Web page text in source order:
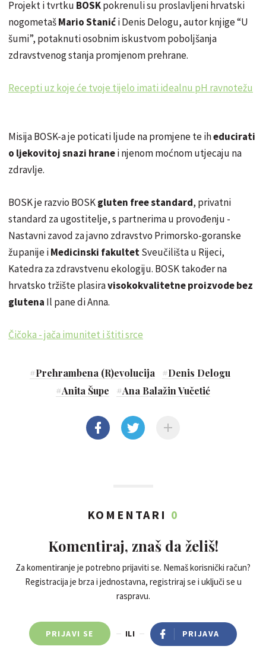
Projekt i tvrtku BOSKpokrenuli su proslavljeni hrvatski
nogometašMario Stanići Denis Delogu, autor knjige “U
šumi”, potaknuti osobnim iskustvom poboljšanja
zdravstvenog stanja promjenom prehrane.
Recepti uz koje će tvoje tijelo imati idealnu pH ravnotežu
Misija BOSK-a je poticati ljude na promjene te iheducirati
o ljekovitoj snazi hranei njenom moćnom utjecaju na
zdravlje.
BOSK je razvio BOSKgluten free standard, privatni
standard za ugostitelje, s partnerima u provođenju -
Nastavni zavod za javno zdravstvo Primorsko-goranske
županije iMedicinski fakultetSveučilišta u Rijeci,
Katedra za zdravstvenu ekologiju. BOSK također na
hrvatsko tržište plasiravisokokvalitetne proizvode bez
glutena Il pane di Anna.
Čičoka - jača imunitet i štiti srce
#Prehrambena (R)evolucija #Denis Delogu
#Anita Šupe #Ana Balažin Vučetić
KOMENTARI 0
Komentiraj, znaš da želiš!
Za komentiranje je potrebno prijaviti se. Nemaš korisnički račun?
Registracija je brza i jednostavna, registriraj se i uključi se u
raspravu.
PRIJAVI SE ILI PRIJAVA